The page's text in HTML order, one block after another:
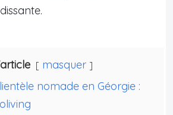
masquer
nomade en Géorgie :